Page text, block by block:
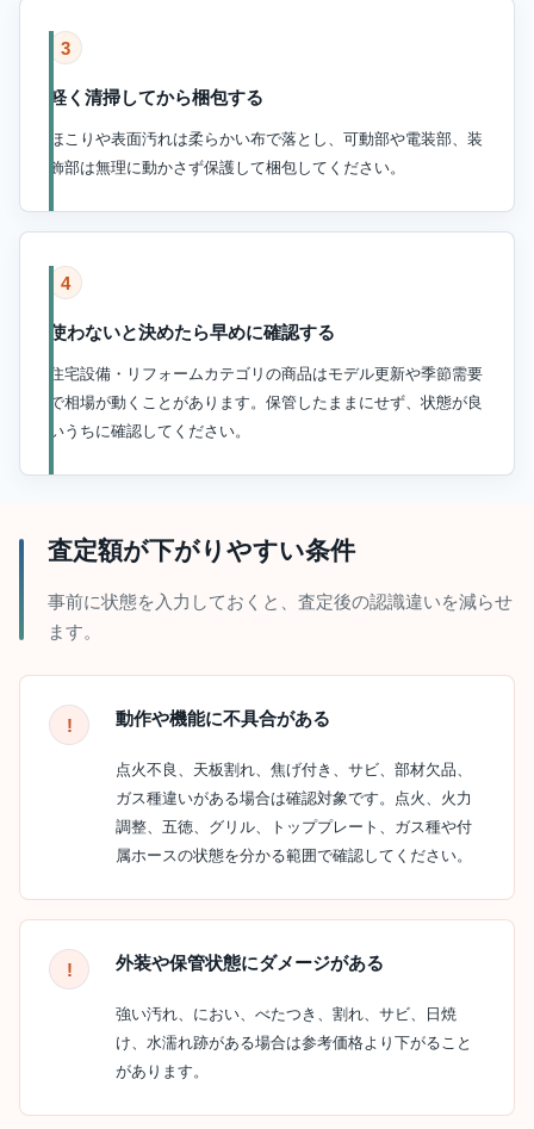
3
軽く清掃してから梱包する
ほこりや表面汚れは柔らかい布で落とし、可動部や電装部、装
飾部は無理に動かさず保護して梱包してください。
4
使わないと決めたら早めに確認する
住宅設備・リフォームカテゴリの商品はモデル更新や季節需要
で相場が動くことがあります。保管したままにせず、状態が良
いうちに確認してください。
査定額が下がりやすい条件
事前に状態を入力しておくと、査定後の認識違いを減らせ
ます。
動作や機能に不具合がある
点火不良、天板割れ、焦げ付き、サビ、部材欠品、
ガス種違いがある場合は確認対象です。点火、火力
調整、五徳、グリル、トッププレート、ガス種や付
属ホースの状態を分かる範囲で確認してください。
外装や保管状態にダメージがある
強い汚れ、におい、べたつき、割れ、サビ、日焼
け、水濡れ跡がある場合は参考価格より下がること
があります。